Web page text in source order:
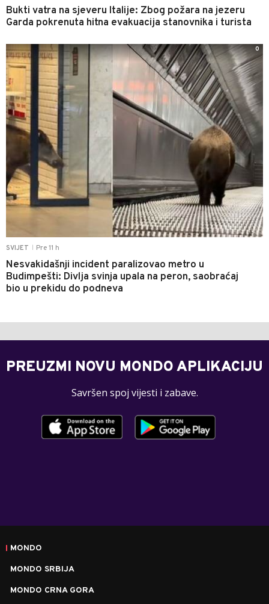
Bukti vatra na sjeveru Italije: Zbog požara na jezeru
Garda pokrenuta hitna evakuacija stanovnika i turista
SVIJET Pre 11 h
Nesvakidašnji incident paralizovao metro u
Budimpešti: Divlja svinja upala na peron, saobraćaj
bio u prekidu do podneva
0
PREUZMI NOVU MONDO APLIKACIJU
Savršen spoj vijesti i zabave.
MONDO
MONDO SRBIJA
MONDO CRNA GORA